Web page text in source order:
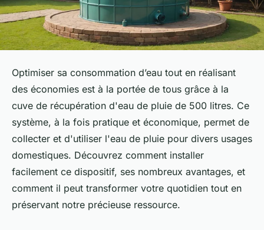
Optimiser sa consommation d’eau tout en réalisant
des économies est à la portée de tous grâce à la
cuve de récupération d'eau de pluie de 500 litres. Ce
système, à la fois pratique et économique, permet de
collecter et d'utiliser l'eau de pluie pour divers usages
domestiques. Découvrez comment installer
facilement ce dispositif, ses nombreux avantages, et
comment il peut transformer votre quotidien tout en
préservant notre précieuse ressource.